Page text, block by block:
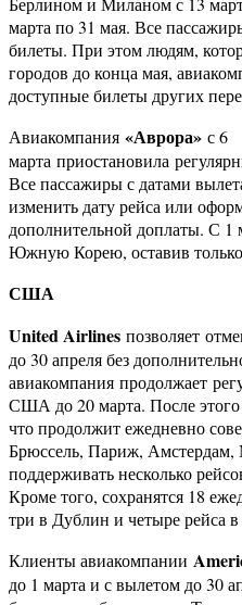
марта по 31 мая. Все
билеты. При этом людям,
городов до конца мая,
доступные билеты других
Авиакомпания «Аврора» с 6
марта приостановила
Все пассажиры с датами
изменить дату рейса или
дополнительной доплаты. С 1
Южную Корею, оставив
США
United Airlines позволяет
до 30 апреля без
авиакомпания продолжает
США до 20 марта. После
что продолжит ежедневно
Брюссель, Париж, Амстердам,
поддерживать несколько
Кроме того, сохранятся 18
три в Дублин и четыре рейса
Клиенты авиакомпании
до 1 марта и с вылетом до 30